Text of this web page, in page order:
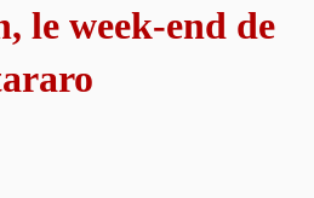
le week-end de